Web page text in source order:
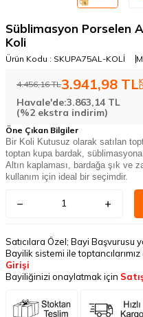
Süblimasyon Porselen
Koli
Ürün Kodu : SKUPA75AL-KOLİ
4.456,16TL3.941,98 TL
Havale'de:3.863,14 TL
(%2 ekstra indirim)
Öne Çıkan Bilgiler
Bir Koli Kutusuz olarak satılan
toptan kupa bardak,
Altın kaplaması, bardağa şık ve
kullanım için ideal bir seçimdir.
Satıcılara Özel; Bayi Başvurusu
Bayilik sistemi ile
Girişi
Bayiliğinizi onaylatmak için